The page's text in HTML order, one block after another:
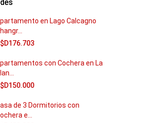
en Lago Calcagno
con Cochera en La
de 3 Dormitorios con
e...